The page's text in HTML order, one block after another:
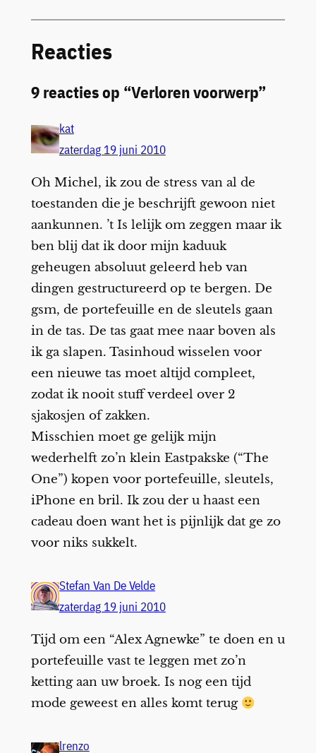
Reacties
9 reacties op “Verloren voorwerp”
kat
zaterdag 19 juni 2010
Oh Michel, ik zou de stress van al de
toestanden die je beschrijft gewoon niet
aankunnen. ’t Is lelijk om zeggen maar ik
ben blij dat ik door mijn kaduuk
geheugen absoluut geleerd heb van
dingen gestructureerd op te bergen. De
gsm, de portefeuille en de sleutels gaan
in de tas. De tas gaat mee naar boven als
ik ga slapen. Tasinhoud wisselen voor
een nieuwe tas moet altijd compleet,
zodat ik nooit stuff verdeel over 2
sjakosjen of zakken.
Misschien moet ge gelijk mijn
wederhelft zo’n klein Eastpakske (“The
One”) kopen voor portefeuille, sleutels,
iPhone en bril. Ik zou der u haast een
cadeau doen want het is pijnlijk dat ge zo
voor niks sukkelt.
Stefan Van De Velde
zaterdag 19 juni 2010
Tijd om een “Alex Agnewke” te doen en u
portefeuille vast te leggen met zo’n
ketting aan uw broek. Is nog een tijd
mode geweest en alles komt terug
lrenzo